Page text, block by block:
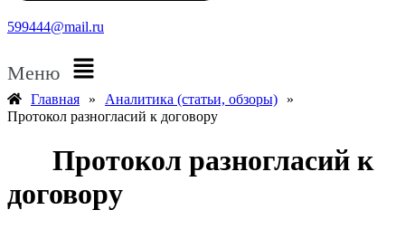
599444@mail.ru
Меню
Главная » Аналитика (статьи, обзоры)
»
Протокол разногласий к договору
Протокол разногласий к
договору